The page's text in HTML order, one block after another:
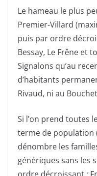
Le hameau le plus
Premier-Villard
puis par ordre
Bessay, Le Frêne et
Signalons qu’au
d’habitants
Rivaud, ni au
Si l’on prend toutes
terme de population
dénombre les
génériques sans les